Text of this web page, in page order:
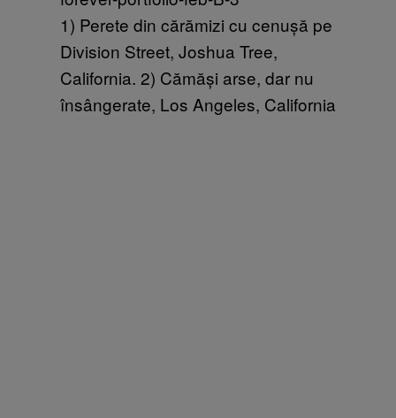
1) Perete din cărămizi cu cenușă pe
Division Street, Joshua Tree,
California. 2) Cămăși arse, dar nu
însângerate, Los Angeles, California